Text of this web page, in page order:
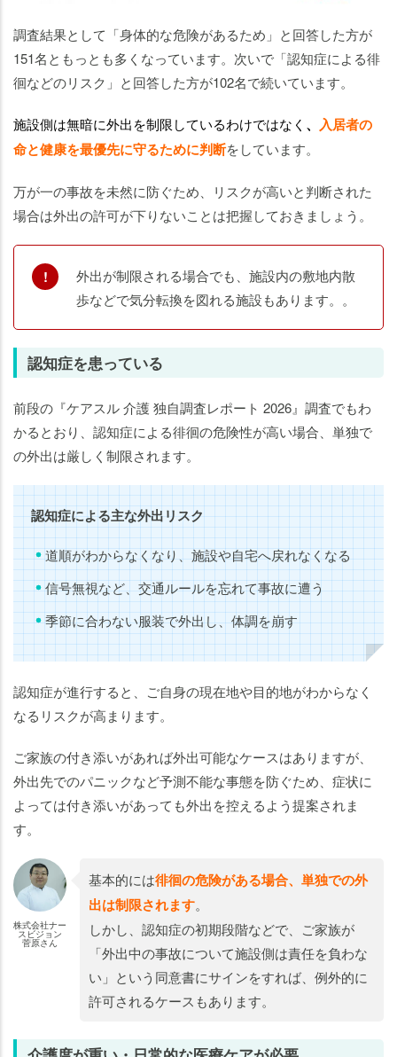
調査結果として「身体的な危険があるため」と回答した方が
151名ともっとも多くなっています。次いで「認知症による徘
徊などのリスク」と回答した方が102名で続いています。
施設側は無暗に外出を制限しているわけではなく 、 入居者の
命と健康を最優先に守るために判断をしています。
万が一の事故を未然に防ぐため、リスクが高いと判断された
場合は外出の許可が下りないことは把握しておきましょう。
外出が制限される場合でも、施設内の敷地内散
歩などで気分転換を図れる施設もあります。。
認知症を患っている
前段の『ケアスル 介護 独自調査レポート 2026』調査でもわ
かるとおり、認知症による徘徊の危険性が高い場合、単独で
の外出は厳しく制限されます。
認知症による主な外出リスク
道順がわからなくなり、施設や自宅へ戻れなくなる
信号無視など、交通ルールを忘れて事故に遭う
季節に合わない服装で外出し、体調を崩す
認知症が進行すると、ご自身の現在地や目的地がわからなく
なるリスクが高まります。
ご家族の付き添いがあれば外出可能なケースはありますが、
外出先でのパニックなど予測不能な事態を防ぐため、症状に
よっては付き添いがあっても外出を控えるよう提案されま
す。
株式会社ナー
スビジョン
菅原さん
基本的には徘徊の危険がある場合、単独での外
出は制限されます。
しかし、認知症の初期段階などで、ご家族が
「外出中の事故について施設側は責任を負わな
い」という同意書にサインをすれば、例外的に
許可されるケースもあります。